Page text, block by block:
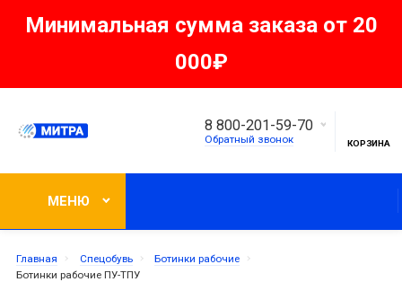
Минимальная сумма заказа от 20
000₽
8 800-201-59-70
Обратный звонок КОРЗИНА
МЕНЮ
Главная Спецобувь
Ботинки рабочие
Ботинки рабочие ПУ-ТПУ